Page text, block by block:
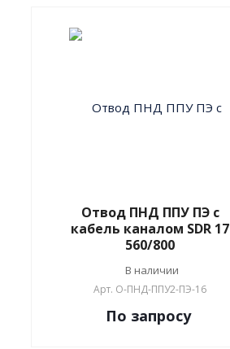
Отвод ПНД ППУ ПЭ с
кабель каналом SDR 17
560/800
В наличии
Арт. О-ПНД-ППУ2-ПЭ-16
По запросу